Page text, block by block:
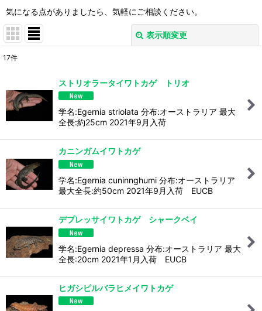
気になる点がありましたら、気軽にご相談ください。
表示順変更
並び順:
17件
ストリオラータイワトカゲ トリオ
学名:Egernia striolata 分布:オーストラリア 最大
全長:約25cm 2021年9月入荷
カニンガムイワトカゲ
学名:Egernia cuninnghumi 分布:オーストラリア
最大全長:約50cm 2021年9月入荷 EUCB
デプレッサイワトカゲ シャークベイ
学名:Egernia depressa 分布:オーストラリア 最大
全長:20cm 2021年1月入荷 EUCB
ヒガシピルバラヒメイワトカゲ